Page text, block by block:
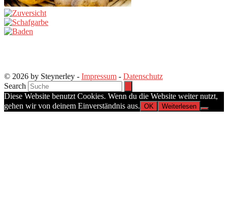
© 2026 by Steynerley - Impressum - Datenschutz
Search
Diese Website benutzt Cookies. Wenn du die Website weiter nutzt,
gehen wir von deinem Einverständnis aus. OK Weiterlesen